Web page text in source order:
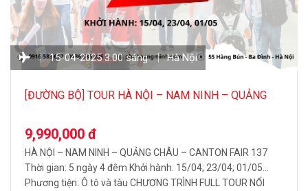
15-04-2025 3:00 sáng Hà Nội
[ĐƯỜNG BỘ] TOUR HÀ NỘI – NAM NINH – QUẢNG
9,990,000 đ
HÀ NỘI – NAM NINH – QUẢNG CHÂU – CANTON FAIR 137
Thời gian: 5 ngày 4 đêm Khởi hành: 15/04; 23/04; 01/05
Phương tiện: Ô tô và tàu CHƯƠNG TRÌNH FULL TOUR NỔI